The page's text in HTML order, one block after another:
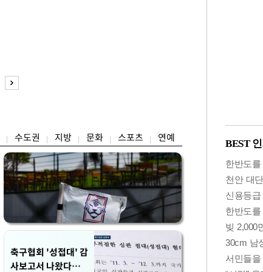
수도권 지방 문화 스포츠 연예
축구협회 '성접대' 감
사보고서 나왔다…